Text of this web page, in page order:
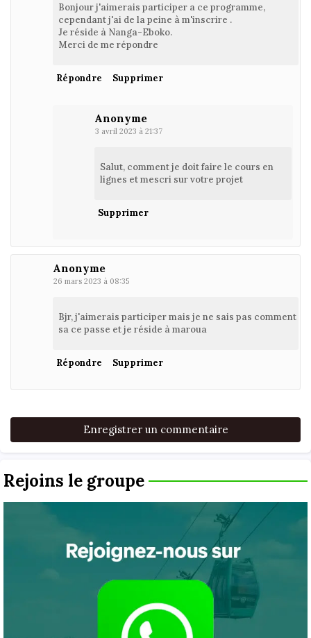
Bonjour j'aimerais participer a ce programme,
cependant j'ai de la peine à m'inscrire .
Je réside à Nanga-Eboko.
Merci de me répondre
Répondre Supprimer
Anonyme
3 avril 2023 à 21:37
Salut, comment je doit faire le cours en
lignes et mescri sur votre projet
Supprimer
Anonyme
26 mars 2023 à 08:35
Bjr, j'aimerais participer mais je ne sais pas comment
sa ce passe et je réside à maroua
Répondre Supprimer
Enregistrer un commentaire
Rejoins le groupe